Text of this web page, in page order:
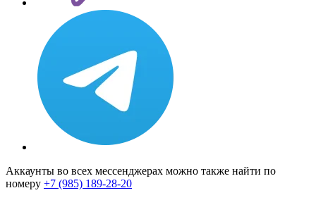
Аккаунты во всех мессенджерах можно также найти по
номеру +7 (985) 189-28-20